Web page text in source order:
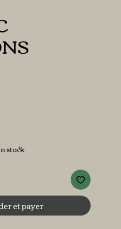
stock
et payer